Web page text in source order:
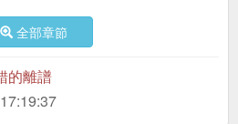
全部章節
的離譜